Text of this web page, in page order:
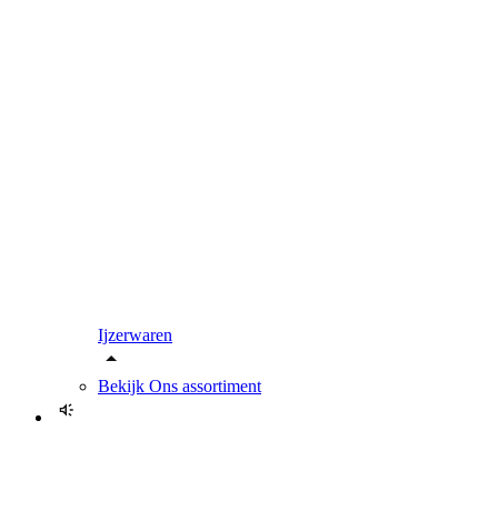
Ijzerwaren
Bekijk Ons assortiment